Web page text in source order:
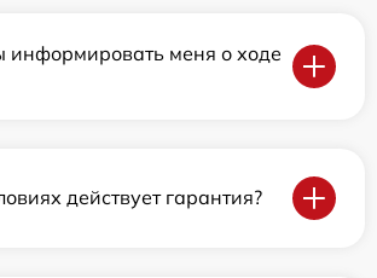
информировать меня о ходе
действует гарантия?